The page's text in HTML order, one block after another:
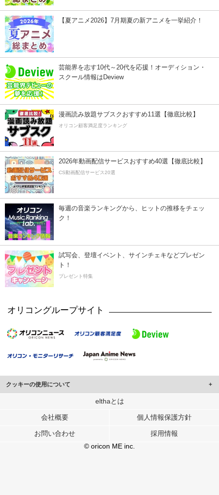
【夏アニメ2026】7月期夏の新アニメを一挙紹介！
芸能界を志す10代～20代を応援！オーディション・
スクール情報はDeview
漫画読み放題サブスクおすすめ11選【徹底比較】
オリコン顧客満足度ランキング
2026年動画配信サービスおすすめ40選【徹底比較】
CS動画配信サービス20選
毎週の音楽ランキングから、ヒットの推移をチェッ
ク！
試写会、登壇イベント、サインチェキなどプレゼン
ト！
プレゼント特集
オリコングループサイト
クッキーの使用について
このサイトでは Cookie を使用して、ユーザーに合わせたコンテンツや広告の
行っています。
メディアや広告配信、データ解析の各パートナーに提供しています。
各パートナーは、この情報とユーザーが各パートナーに提供した他の情報や、
ユーザーが各パートナーのサービスを使用したときに収集した他の情報を組み
elthaとは
会社概要 個人情報保護方針
お問い合わせ
採用情報
© oricon ME inc.